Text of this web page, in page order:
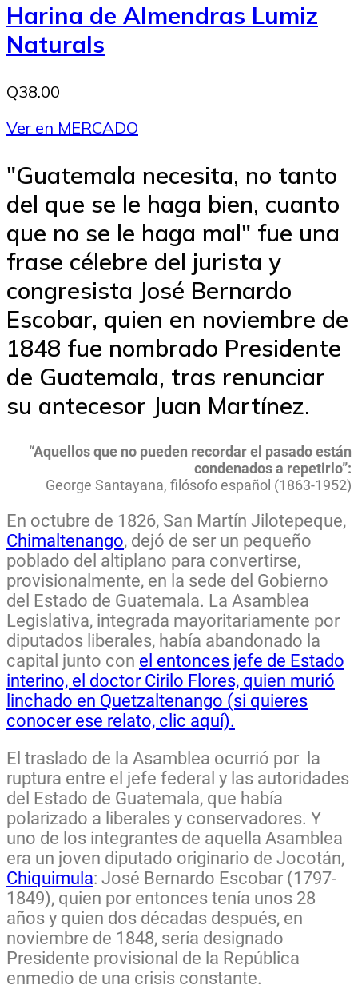
Harina de Almendras Lumiz
Naturals
Q38.00
Ver en MERCADO
"Guatemala necesita, no tanto
del que se le haga bien, cuanto
que no se le haga mal" fue una
frase célebre del jurista y
congresista José Bernardo
Escobar, quien en noviembre de
1848 fue nombrado Presidente
de Guatemala, tras renunciar
su antecesor Juan Martínez.
“Aquellos que no pueden recordar el pasado están
condenados a repetirlo”:
George Santayana, filósofo español (1863-1952)
En octubre de 1826, San Martín Jilotepeque,
Chimaltenango, dejó de ser un pequeño
poblado del altiplano para convertirse,
provisionalmente, en la sede del Gobierno
del Estado de Guatemala. La Asamblea
Legislativa, integrada mayoritariamente por
diputados liberales, había abandonado la
capital junto con el entonces jefe de Estado
interino, el doctor Cirilo Flores, quien murió
linchado en Quetzaltenango (si quieres
conocer ese relato, clic aquí).
El traslado de la Asamblea ocurrió por la
ruptura entre el jefe federal y las autoridades
del Estado de Guatemala, que había
polarizado a liberales y conservadores. Y
uno de los integrantes de aquella Asamblea
era un joven diputado originario de Jocotán,
Chiquimula: José Bernardo Escobar (1797-
1849), quien por entonces tenía unos 28
años y quien dos décadas después, en
noviembre de 1848, sería designado
Presidente provisional de la República
enmedio de una crisis constante.